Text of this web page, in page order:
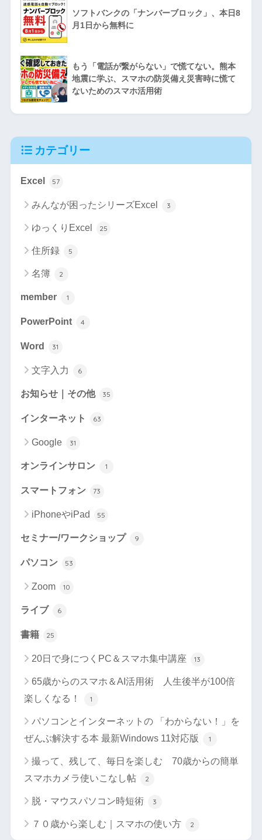
ソフトバンクの「ナンバーブロック」、本日8
月1日から無料に
もう「電話が繋がらない」で慌てない。熊本
地震に学ぶ、スマホの防災備え災害時に慌て
ないためのスマホ活用術
カテゴリー
Excel 57
みんなが困ったシリーズExcel 3
ゆっくりExcel 25
住所録 5
名簿 2
member 1
PowerPoint 4
Word 31
文字入力 6
お知らせ｜その他 35
インターネット 63
Google 31
オンラインサロン 1
スマートフォン 73
iPhoneやiPad 55
セミナー/ワークショップ 9
パソコン 53
Zoom 10
ライブ 6
書籍 25
20日で身につくPC＆スマホ集中講座 13
65歳からのスマホ＆AI活用術 人生後半が100倍
楽しくなる！
1
パソコンとインターネットの 「わからない！」を
ぜんぶ解決する本 最新Windows 11対応版
1
撮って、残して、毎日を楽しむ 70歳からの簡単
スマホカメラ使いこなし帖
2
脱・マウスパソコン時短術 3
７０歳から楽しむ｜スマホの使い方 2